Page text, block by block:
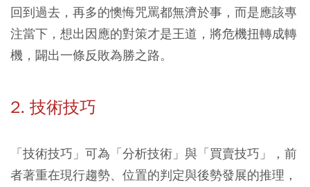
回到過去，再多的懊悔咒罵都無濟於事，而是應該專
注當下，想出因應的對策才是王道，將危機扭轉成轉
機，闢出一條反敗為勝之路。
2. 技術技巧
「技術技巧」可為「分析技術」與「買賣技巧」，前
者著重在現行趨勢、位置的判定與後勢發展的推理，